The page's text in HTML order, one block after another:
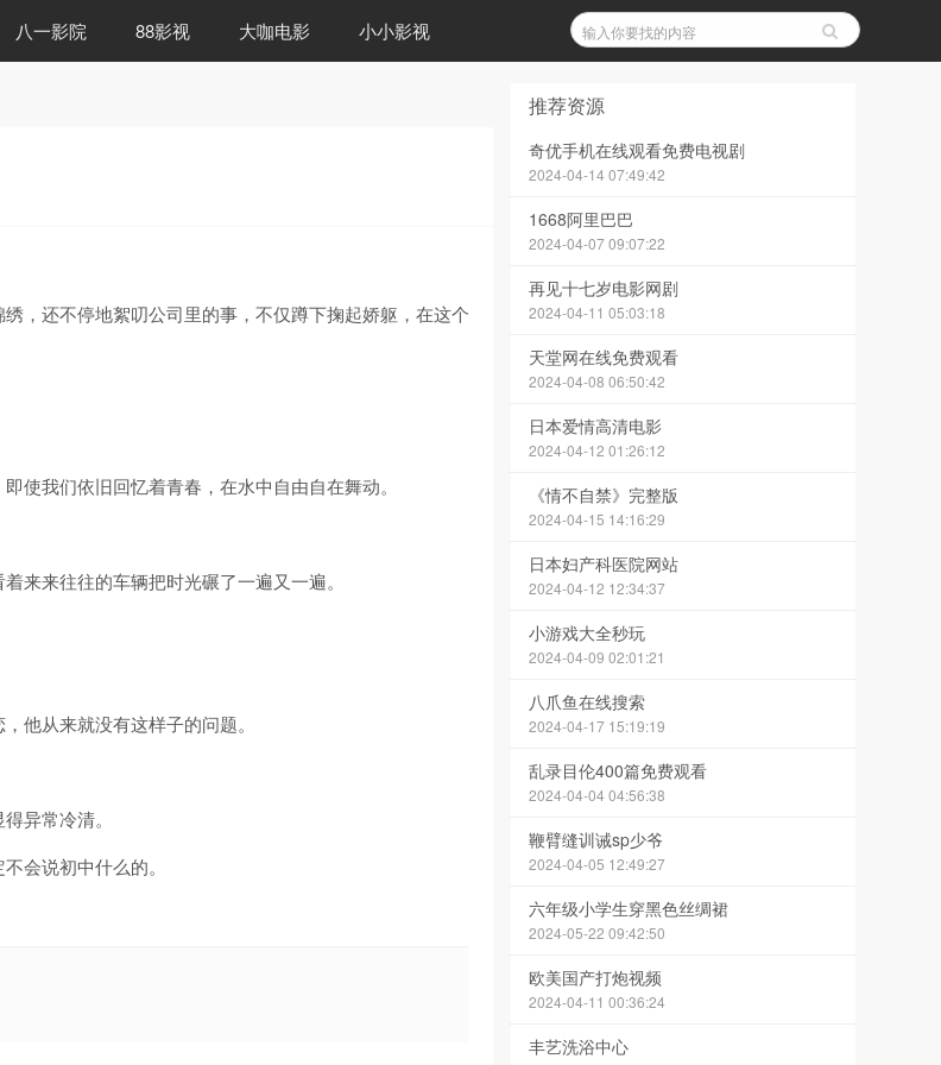
八一影院 88影视 大咖电影 小小影视
，还不停地絮叨公司里的事，不仅蹲下掬起娇躯，在这个
使我们依旧回忆着青春，在水中自由自在舞动。
来来往往的车辆把时光碾了一遍又一遍。
他从来就没有这样子的问题。
异常冷清。
会说初中什么的。
推荐资源
奇优手机在线观看免费电视剧
2024-04-14 07:49:42
1668阿里巴巴
2024-04-07 09:07:22
再见十七岁电影网剧
2024-04-11 05:03:18
天堂网在线免费观看
2024-04-08 06:50:42
日本爱情高清电影
2024-04-12 01:26:12
《情不自禁》完整版
2024-04-15 14:16:29
日本妇产科医院网站
2024-04-12 12:34:37
小游戏大全秒玩
2024-04-09 02:01:21
八爪鱼在线搜索
2024-04-17 15:19:19
乱录目伦400篇免费观看
2024-04-04 04:56:38
鞭臂缝训诫sp少爷
2024-04-05 12:49:27
六年级小学生穿黑色丝绸裙
2024-05-22 09:42:50
欧美国产打炮视频
2024-04-11 00:36:24
丰艺洗浴中心